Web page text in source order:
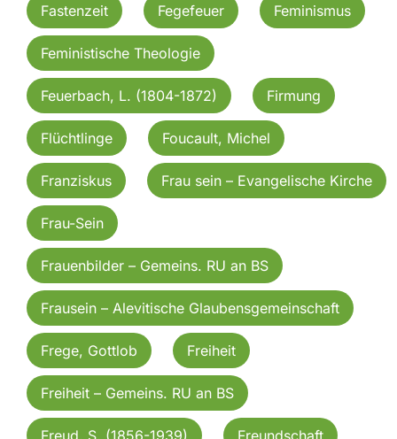
Fastenzeit Fegefeuer Feminismus
Feministische Theologie
Feuerbach, L. (1804-1872) Firmung
Flüchtlinge Foucault, Michel
Franziskus Frau sein – Evangelische Kirche
Frau-Sein
Frauenbilder – Gemeins. RU an BS
Frausein – Alevitische Glaubensgemeinschaft
Frege, Gottlob Freiheit
Freiheit – Gemeins. RU an BS
Freud, S. (1856-1939) Freundschaft